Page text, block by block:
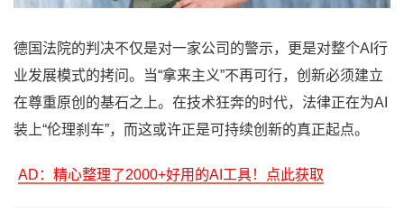
德国法院的判决不仅是对一家公司的警示，更是对整个AI行
业发展模式的拷问。当“拿来主义”不再可行，创新必须建立
在尊重原创的基石之上。在技术狂奔的时代，法律正在为AI
装上“伦理刹车”，而这或许正是可持续创新的真正起点。
AD：精心整理了2000+好用的AI工具！点此获取